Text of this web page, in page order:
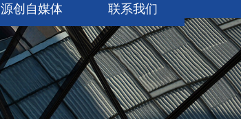
源创自媒体 联系我们